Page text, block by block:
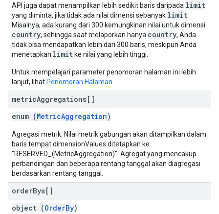
API juga dapat menampilkan lebih sedikit baris daripada limit
yang diminta, jika tidak ada nilai dimensi sebanyak limit
Misalnya, ada kurang dari 300 kemungkinan nilai untuk dimensi
country, sehingga saat melaporkan hanya country, Anda
tidak bisa mendapatkan lebih dari 300 baris, meskipun Anda
menetapkan limit ke nilai yang lebih tinggi.
Untuk mempelajari parameter penomoran halaman ini lebih
lanjut, lihat Penomoran Halaman
metricAggregations[]
enum (MetricAggregation)
Agregasi metrik. Nilai metrik gabungan akan ditampilkan dalam
baris tempat dimensionValues ditetapkan ke
"RESERVED_(MetricAggregation)". Agregat yang mencakup
perbandingan dan beberapa rentang tanggal akan diagregasi
berdasarkan rentang tanggal.
orderBys[]
object (OrderBy)